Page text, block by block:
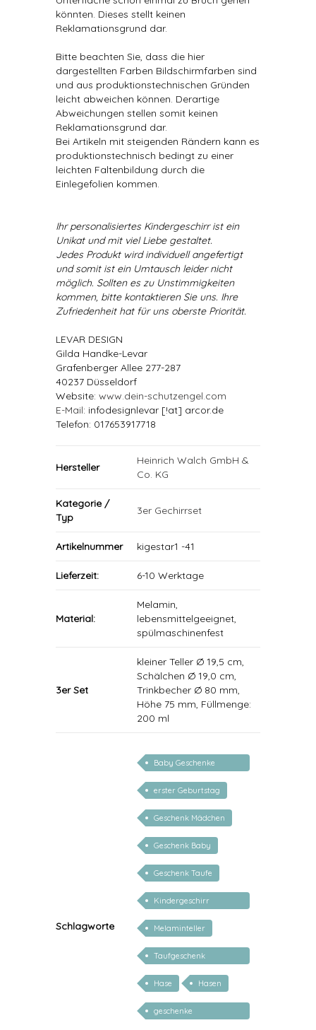
könnten. Dieses stellt keinen
Reklamationsgrund dar.
Bitte beachten Sie, dass die hier
dargestellten Farben Bildschirmfarben sind
und aus produktionstechnischen Gründen
leicht abweichen können. Derartige
Abweichungen stellen somit keinen
Reklamationsgrund dar.
Bei Artikeln mit steigenden Rändern kann es
produktionstechnisch bedingt zu einer
leichten Faltenbildung durch die
Einlegefolien kommen.
Ihr personalisiertes Kindergeschirr ist ein
Unikat und mit viel Liebe gestaltet.
Jedes Produkt wird individuell angefertigt
und somit ist ein Umtausch leider nicht
möglich. Sollten es zu Unstimmigkeiten
kommen, bitte kontaktieren Sie uns. Ihre
Zufriedenheit hat für uns oberste Priorität.
LEVAR DESIGN
Gilda Handke-Levar
Grafenberger Allee 277-287
40237 Düsseldorf
Website: www.dein-schutzengel.com
E-Mail: infodesignlevar [!at] arcor.de
Telefon: 017653917718
Hersteller
Heinrich Walch GmbH &
Co. KG
Kategorie /
Typ
3er Gechirrset
Artikelnummer kigestar1 -41
Lieferzeit: 6-10 Werktage
Material:
Melamin,
lebensmittelgeeignet,
spülmaschinenfest
3er Set
kleiner Teller Ø 19,5 cm,
Schälchen Ø 19,0 cm,
Trinkbecher Ø 80 mm,
Höhe 75 mm, Füllmenge:
200 ml
Schlagworte
Baby Geschenke
personalisierbar
erster Geburtstag
Geschenk Mädchen
Geschenk Baby
Geschenk Taufe
Kindergeschirr
personalisiert
Melaminteller
Taufgeschenk
personalisiert
Hase
Hasen
geschenke